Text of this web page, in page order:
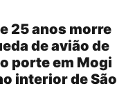
25 anos morre
de avião de
porte em Mogi
interior de São